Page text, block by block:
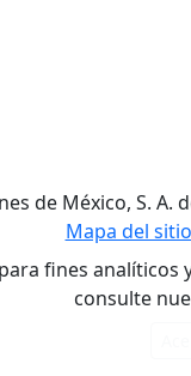
de México, S. A.
Mapa del sitio
para fines analíticos
consulte